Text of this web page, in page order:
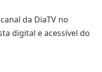
da DiaTV no
digital e acessível do